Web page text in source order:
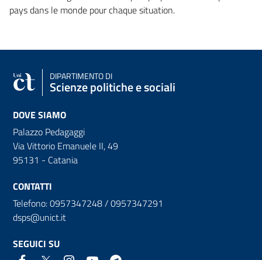
pays dans le monde pour chaque situation.
DIPARTIMENTO DI
Scienze politiche e sociali
DOVE SIAMO
Palazzo Pedagaggi
Via Vittorio Emanuele II, 49
95131 - Catania
CONTATTI
Telefono: 0957347248 / 0957347291
dsps@unict.it
SEGUICI SU